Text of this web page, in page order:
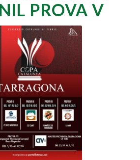
PROVA V